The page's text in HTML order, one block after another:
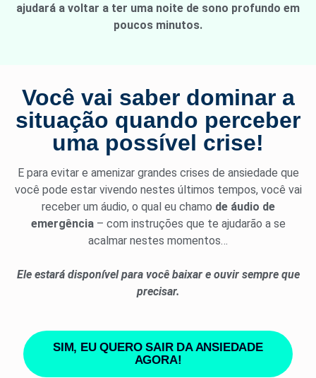
ajudará a voltar a ter uma noite de sono profundo em
poucos minutos.
Você vai saber dominar a
situação quando perceber
uma possível crise!
E para evitar e amenizar grandes crises de ansiedade que
você pode estar vivendo nestes últimos tempos, você vai
receber um áudio, o qual eu chamo de áudio de
emergência– com instruções que te ajudarão a se
acalmar nestes momentos…
Ele estará disponível para você baixar e ouvir sempre que
precisar.
SIM, EU QUERO SAIR DA ANSIEDADE
AGORA!